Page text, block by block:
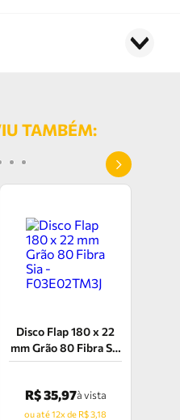
TAMBÉM:
Disco Flap 180 x 22
mm Grão 80 Fibra Sia
- F03E02TM3J
R$ 35,97à vista
ou até 12x de R$ 3,18